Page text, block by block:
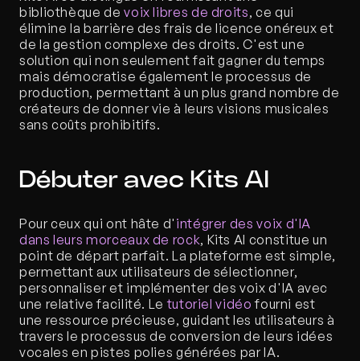
bibliothèque de voix libres de droits, ce qui
élimine la barrière des frais de licence onéreux et
de la gestion complexe des droits. C'est une
solution qui non seulement fait gagner du temps
mais démocratise également le processus de
production, permettant à un plus grand nombre de
créateurs de donner vie à leurs visions musicales
sans coûts prohibitifs.
Débuter avec Kits AI
Pour ceux qui ont hâte d' intégrer des voix d'IA
dans leurs morceaux de rock, Kits AI constitue un
point de départ parfait. La plateforme est simple,
permettant aux utilisateurs de sélectionner,
personnaliser et implémenter des voix d'IA avec
une relative facilité. Le tutoriel vidéo fourni est
une ressource précieuse, guidant les utilisateurs à
travers le processus de conversion de leurs idées
vocales en pistes polies générées par IA.